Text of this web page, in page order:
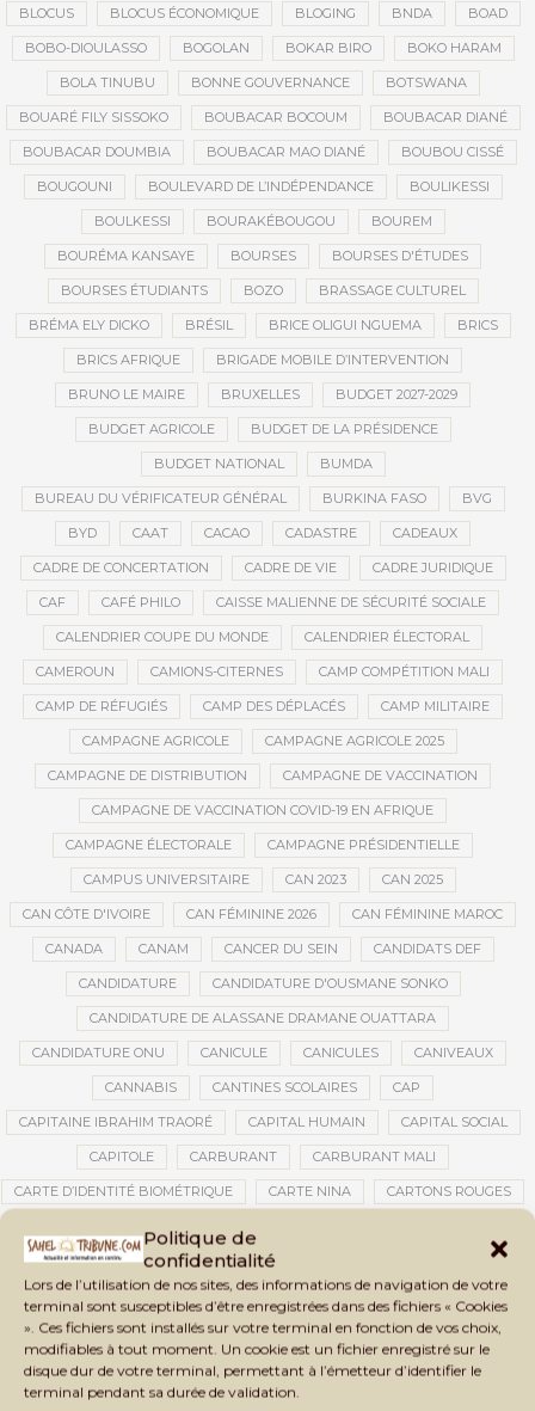
Politique de
confidentialité
Lors de l’utilisation de nos sites, des informations de navigation de votre
terminal sont susceptibles d’être enregistrées dans des fichiers « Cookies
». Ces fichiers sont installés sur votre terminal en fonction de vos choix,
modifiables à tout moment. Un cookie est un fichier enregistré sur le
disque dur de votre terminal, permettant à l’émetteur d’identifier le
terminal pendant sa durée de validation.
BLOCUS BLOCUS ÉCONOMIQUE BLOGING BNDA BOAD
BOBO-DIOULASSO BOGOLAN BOKAR BIRO BOKO HARAM
BOLA TINUBU BONNE GOUVERNANCE BOTSWANA
BOUARÉ FILY SISSOKO BOUBACAR BOCOUM BOUBACAR DIANÉ
BOUBACAR DOUMBIA BOUBACAR MAO DIANÉ BOUBOU CISSÉ
BOUGOUNI BOULEVARD DE L’INDÉPENDANCE BOULIKESSI
BOULKESSI BOURAKÉBOUGOU BOUREM
BOURÉMA KANSAYE BOURSES BOURSES D'ÉTUDES
BOURSES ÉTUDIANTS BOZO BRASSAGE CULTUREL
BRÉMA ELY DICKO BRÉSIL BRICE OLIGUI NGUEMA BRICS
BRICS AFRIQUE BRIGADE MOBILE D’INTERVENTION
BRUNO LE MAIRE BRUXELLES BUDGET 2027-2029
BUDGET AGRICOLE BUDGET DE LA PRÉSIDENCE
BUDGET NATIONAL BUMDA
BUREAU DU VÉRIFICATEUR GÉNÉRAL BURKINA FASO BVG
BYD CAAT CACAO CADASTRE CADEAUX
CADRE DE CONCERTATION CADRE DE VIE CADRE JURIDIQUE
CAF CAFÉ PHILO CAISSE MALIENNE DE SÉCURITÉ SOCIALE
CALENDRIER COUPE DU MONDE CALENDRIER ÉLECTORAL
CAMEROUN CAMIONS-CITERNES CAMP COMPÉTITION MALI
CAMP DE RÉFUGIÉS CAMP DES DÉPLACÉS CAMP MILITAIRE
CAMPAGNE AGRICOLE CAMPAGNE AGRICOLE 2025
CAMPAGNE DE DISTRIBUTION CAMPAGNE DE VACCINATION
CAMPAGNE DE VACCINATION COVID-19 EN AFRIQUE
CAMPAGNE ÉLECTORALE CAMPAGNE PRÉSIDENTIELLE
CAMPUS UNIVERSITAIRE CAN 2023 CAN 2025
CAN CÔTE D'IVOIRE CAN FÉMININE 2026 CAN FÉMININE MAROC
CANADA CANAM CANCER DU SEIN CANDIDATS DEF
CANDIDATURE CANDIDATURE D'OUSMANE SONKO
CANDIDATURE DE ALASSANE DRAMANE OUATTARA
CANDIDATURE ONU CANICULE CANICULES CANIVEAUX
CANNABIS CANTINES SCOLAIRES CAP
CAPITAINE IBRAHIM TRAORÉ CAPITAL HUMAIN CAPITAL SOCIAL
CAPITOLE CARBURANT CARBURANT MALI
CARTE D’IDENTITÉ BIOMÉTRIQUE CARTE NINA CARTONS ROUGES
CATASTROPHES CLIMATIQUES
CAUTION 10 000 DOLLARS CAUTION DE VISA CDAT CECOGEC
CÉDÉAO CEDEAO CEI CÉLÉBRATION NATIONALE CEMAC
CEMAPI CEN-SNESUP CENOU CENSURE
CENTRAFRIQUE CENTRALE SOLAIRE